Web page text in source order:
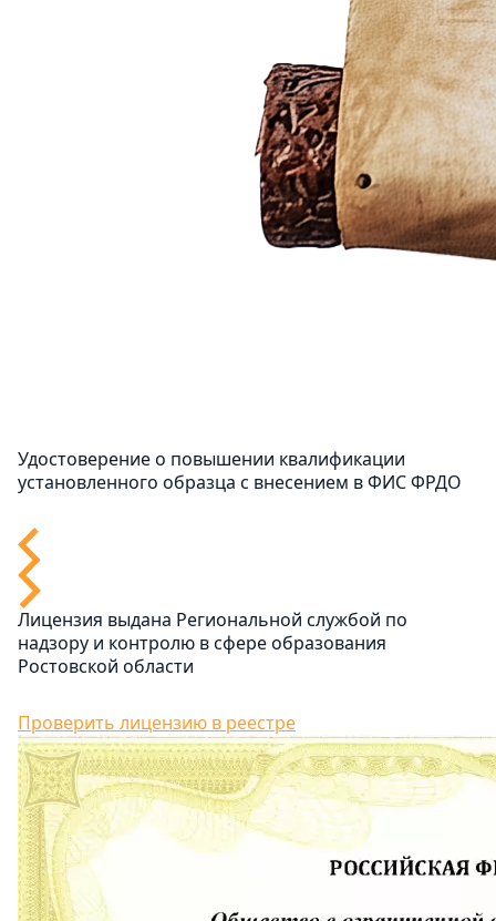
Удостоверение о повышении квалификации
установленного образца с внесением в ФИС ФРДО
Лицензия выдана Региональной службой по
надзору и контролю в сфере образования
Ростовской области
Проверить лицензию в реестре